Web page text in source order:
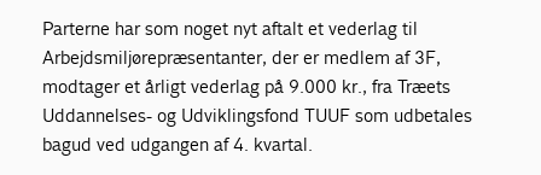
Parterne har som noget nyt aftalt et vederlag til
Arbejdsmiljørepræsentanter, der er medlem af 3F,
modtager et årligt vederlag på 9.000 kr., fra Træets
Uddannelses- og Udviklingsfond TUUF som udbetales
bagud ved udgangen af 4. kvartal.